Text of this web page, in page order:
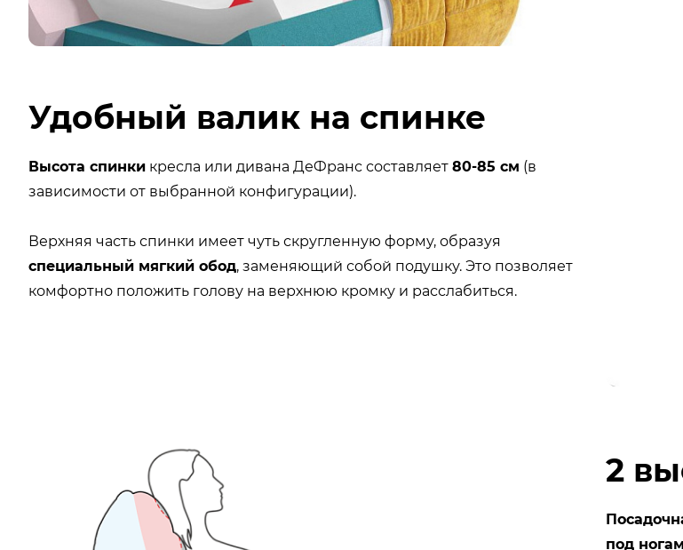
Удобный валик на спинке
Высота спинки кресла или дивана ДеФранс составляет 80-85 см (в
зависимости от выбранной конфигурации).
Верхняя часть спинки имеет чуть скругленную форму, образуя
специальный мягкий обод, заменяющий собой подушку. Это позволяет
комфортно положить голову на верхнюю кромку и расслабиться.
2
под